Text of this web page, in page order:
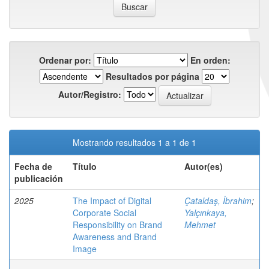
Ordenar por:
En orden:
Resultados por página
Autor/Registro:
Mostrando resultados 1 a 1 de 1
Fecha de
publicación
Título Autor(es)
2025
The Impact of Digital
Corporate Social
Responsibility on Brand
Awareness and Brand
Image
Çataldaş, İbrahim;
Yalçınkaya,
Mehmet